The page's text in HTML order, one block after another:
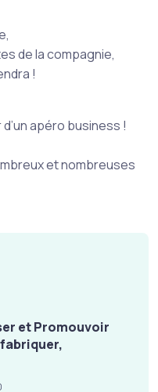
de la compagnie,
!
apéro business !
et nombreuses
et Promouvoir